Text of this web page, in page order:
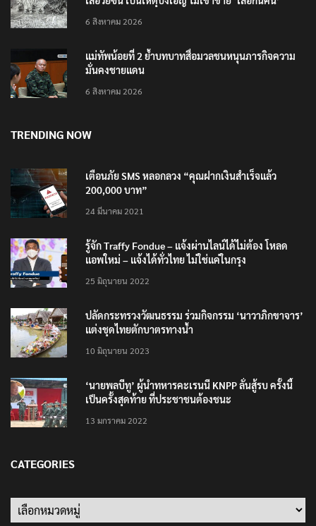
6 สิงหาคม 2026
แม่ทัพน้อยที่ 2 ย้ำบทบาทสื่อมวลชนหนุนภารกิจความ
มั่นคงชายแดน
6 สิงหาคม 2026
TRENDING NOW
เตือนภัย SMS หลอกลวง “คุณฝากเงินสำเร็จแล้ว
200,000 บาท”
24 มีนาคม 2021
รู้จัก Traffy Fondue – แจ้งผ่านไลน์ได้ไม่ต้อง โหลด
แอพใหม่ – แจ้งได้ทั่วไทย ไม่ใช่แค่ในกรุง
25 มิถุนายน 2022
ปลัดกระทรวงวัฒนธรรม ร่วมกิจกรรม ‘นาวาภิกขาจาร’
แต่งชุดไทยตักบาตรทางน้ำ
10 มิถุนายน 2023
‘นายพลบีทู’ ผู้นำทหารคะเรนนี KNPP ลั่นสู้รบ ครั้งนี้
เป็นครั้งสุดท้าย ที่ประชาชนต้องชนะ
13 มกราคม 2022
CATEGORIES
Categories